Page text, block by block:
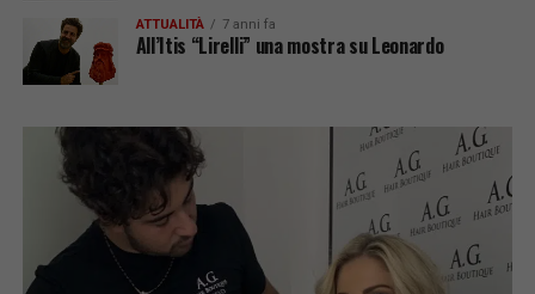
ATTUALITÀ 7 anni fa
All’Itis “Lirelli” una mostra su Leonardo